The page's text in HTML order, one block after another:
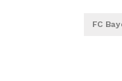
FC